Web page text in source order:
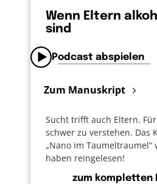
Wenn Eltern
sind
Podcast abspielen
Zum Manuskript
Sucht trifft auch Eltern.
schwer zu verstehen. Das
„Nano im
haben reingelesen!
zum kompletten